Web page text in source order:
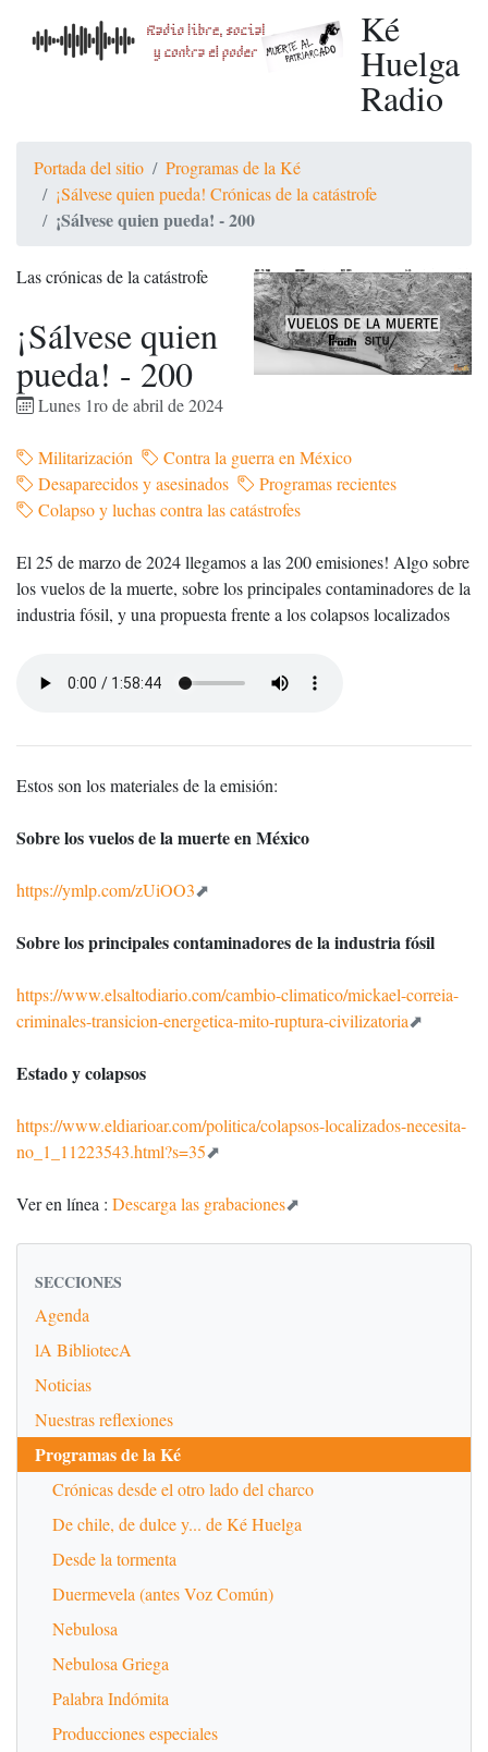
Ké
Huelga
Radio
Portada del sitio
Programas de la Ké
¡Sálvese quien pueda! Crónicas de la catástrofe
¡Sálvese quien pueda! - 200
Las crónicas de la catástrofe
¡Sálvese quien
pueda! - 200
Lunes 1ro de abril de 2024
Militarización
Contra la guerra en México
Desaparecidos y asesinados
Programas recientes
Colapso y luchas contra las catástrofes
El 25 de marzo de 2024 llegamos a las 200 emisiones! Algo sobre
los vuelos de la muerte, sobre los principales contaminadores de la
industria fósil, y una propuesta frente a los colapsos localizados
Estos son los materiales de la emisión:
Sobre los vuelos de la muerte en México
https://ymlp.com/zUiOO3
Sobre los principales contaminadores de la industria fósil
https://www.elsaltodiario.com/cambio-climatico/mickael-correia-
criminales-transicion-energetica-mito-ruptura-civilizatoria
Estado y colapsos
https://www.eldiarioar.com/politica/colapsos-localizados-necesita-
no_1_11223543.html?s=35
Ver en línea : Descarga las grabaciones
SECCIONES
Agenda
lA BibliotecA
Noticias
Nuestras reflexiones
Programas de la Ké
Crónicas desde el otro lado del charco
De chile, de dulce y... de Ké Huelga
Desde la tormenta
Duermevela (antes Voz Común)
Nebulosa
Nebulosa Griega
Palabra Indómita
Producciones especiales